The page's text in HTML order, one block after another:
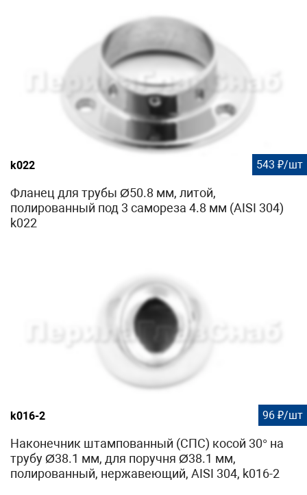
k022 543 ₽/шт
Фланец для трубы Ø50.8 мм, литой,
полированный под 3 самореза 4.8 мм (AISI 304)
k022
k016-2 96 ₽/шт
Наконечник штампованный (СПС) косой 30° на
трубу Ø38.1 мм, для поручня Ø38.1 мм,
полированный, нержавеющий, AISI 304, k016-2